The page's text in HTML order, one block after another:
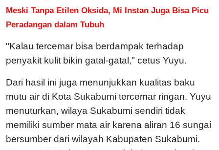
Meski Tanpa Etilen Oksida, Mi Instan Juga Bisa Picu
Peradangan dalam Tubuh
"Kalau tercemar bisa berdampak terhadap
penyakit kulit bikin gatal-gatal," cetus Yuyu.
Dari hasil ini juga menunjukkan kualitas baku
mutu air di Kota Sukabumi tercemar ringan. Yuyu
menuturkan, wilaya Sukabumi sendiri tidak
memiliki sumber mata air karena aliran 16 sungai
bersumber dari wilayah Kabupaten Sukabumi.